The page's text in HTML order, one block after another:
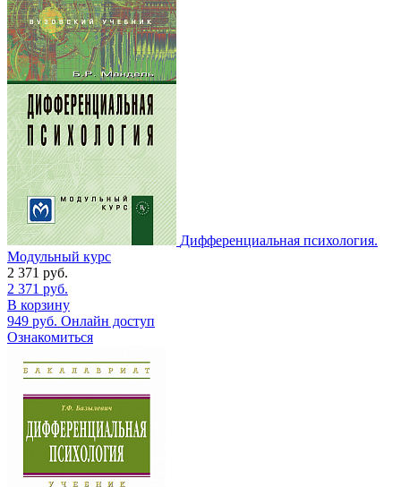
Дифференциальная психология.
Модульный курс
2 371 руб.
2 371 руб.
В корзину
949 руб. Онлайн доступ
Ознакомиться